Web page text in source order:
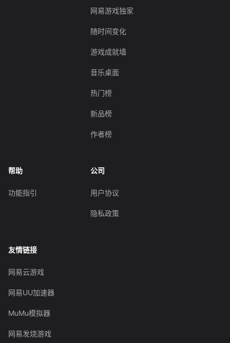
网易游戏独家
随时间变化
游戏成就墙
音乐桌面
热门榜
新品榜
作者榜
帮助
功能指引
公司
用户协议
隐私政策
友情链接
网易云游戏
网易UU加速器
MuMu模拟器
网易发烧游戏